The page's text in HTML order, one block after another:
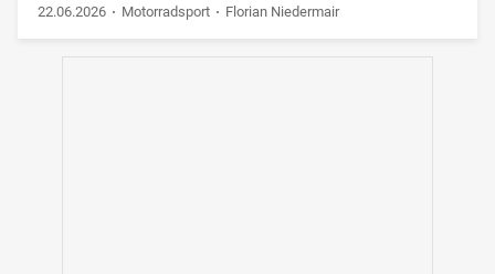
22.06.2026 Motorradsport Florian Niedermair